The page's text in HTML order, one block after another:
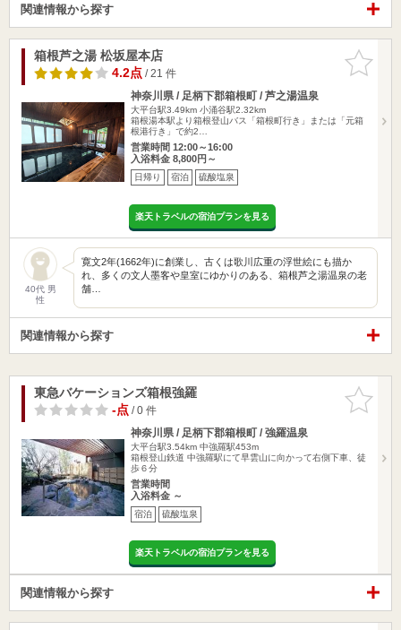
関連情報から探す
お気に入
りに追加
箱根芦之湯 松坂屋本店
4.2点/ 21 件
神奈川県 / 足柄下郡箱根町 / 芦之湯温泉
大平台駅3.49km 小涌谷駅2.32km
箱根湯本駅より箱根登山バス「箱根町行き」または「元箱
根港行き」で約2…
営業時間 12:00～16:00
入浴料金 8,800円～
日帰り 宿泊 硫酸塩泉
楽天トラベルの宿泊プランを見る
40代 男
性
寛文2年(1662年)に創業し、古くは歌川広重の浮世絵にも描か
れ、多くの文人墨客や皇室にゆかりのある、箱根芦之湯温泉の老
舗…
関連情報から探す
お気に入
りに追加
東急バケーションズ箱根強羅
-点/ 0 件
神奈川県 / 足柄下郡箱根町 / 強羅温泉
大平台駅3.54km 中強羅駅453m
箱根登山鉄道 中強羅駅にて早雲山に向かって右側下車、徒
歩６分
営業時間
入浴料金 ～
宿泊 硫酸塩泉
楽天トラベルの宿泊プランを見る
関連情報から探す